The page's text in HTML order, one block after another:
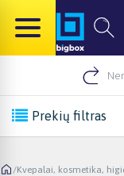
Prekių filtras
/Kvepalai, kosmetika,